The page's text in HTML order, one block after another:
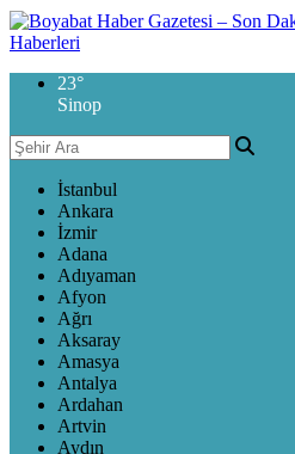
23°
Sinop
İstanbul
Ankara
İzmir
Adana
Adıyaman
Afyon
Ağrı
Aksaray
Amasya
Antalya
Ardahan
Artvin
Aydın